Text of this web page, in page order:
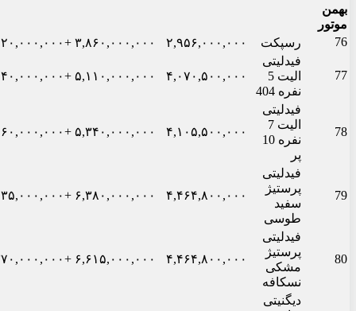
بهمن
موتور
76
رسپکت ۲,۹۵۶,۰۰۰,۰۰۰ ۳,۸۶۰,۰۰۰,۰۰۰ +۱۲۰,۰۰۰,۰۰۰
77
فیدلیتی
الیت 5
نفره 404
۴,۰۷۰,۵۰۰,۰۰۰ ۵,۱۱۰,۰۰۰,۰۰۰ +۱۴۰,۰۰۰,۰۰۰
78
فیدلیتی
الیت 7
نفره 10
پر
۴,۱۰۵,۵۰۰,۰۰۰ ۵,۳۴۰,۰۰۰,۰۰۰ +۶۰,۰۰۰,۰۰۰
79
فیدلیتی
پرستیژ
سفید
طوسی
۴,۴۶۴,۸۰۰,۰۰۰ ۶,۳۸۰,۰۰۰,۰۰۰ +۱۳۵,۰۰۰,۰۰۰
80
فیدلیتی
پرستیژ
مشکی
نسکافه
۴,۴۶۴,۸۰۰,۰۰۰ ۶,۶۱۵,۰۰۰,۰۰۰ +۳۷۰,۰۰۰,۰۰۰
دیگنیتی